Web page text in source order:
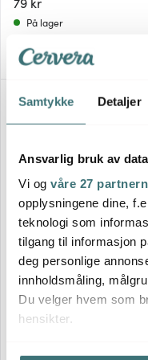
Samtykke Detaljer
Ansvarlig bruk av
Vi og våre 27
opplysningene dine,
teknologi som
tilgang til informasjon
deg personlige
innholdsmåling,
Du velger hvem som
hensikter.
Hvis du gir oss lov, vil
På lager
Benriner
Grønnsaksstrimler vertikal
hvit
599 kr 999 kr
Lagersalg
Få på lager